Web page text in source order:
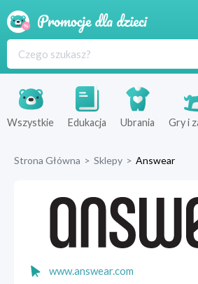
Produkty
Sklepy
Wszystkie Edukacja Ubrania Gry i
Strona Główna > Sklepy > Answear
www.answear.com